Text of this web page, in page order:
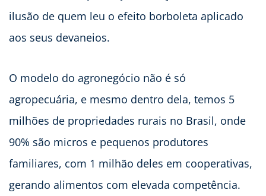
ilusão de quem leu o efeito borboleta aplicado
aos seus devaneios.
O modelo do agronegócio não é só
agropecuária, e mesmo dentro dela, temos 5
milhões de propriedades rurais no Brasil, onde
90% são micros e pequenos produtores
familiares, com 1 milhão deles em cooperativas,
gerando alimentos com elevada competência.